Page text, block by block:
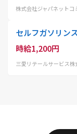
セルフガソリン
時給1,200円
三愛リテールサービス株